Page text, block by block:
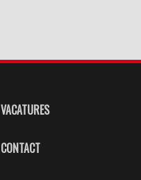
VACATURES
CONTACT